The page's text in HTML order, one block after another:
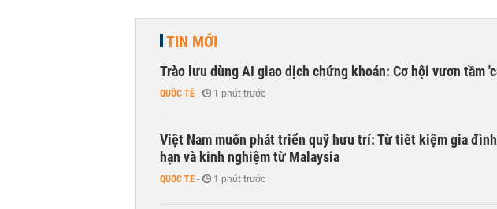
TIN MỚI
Trào lưu dùng AI giao dịch chứng khoán: Cơ hội vươn tầm
QUỐC TẾ - 1 phút trước
Việt Nam muốn phát triển quỹ hưu trí: Từ tiết kiệm gia
hạn và kinh nghiệm từ Malaysia
QUỐC TẾ - 1 phút trước